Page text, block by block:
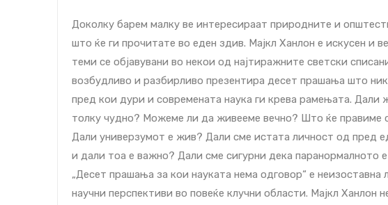
Доколку барем малку ве интересираат природните и
што ќе ги прочитате во еден здив. Мајкл Ханлон е искусен и
теми се објавувани во некои од најтиражните светски
возбудливо и разбирливо презентира десет прашања што
пред кои дури и современата наука ги крева рамењата.
толку чудно? Можеме ли да живееме вечно? Што ќе правиме
Дали универзумот е жив? Дали сме истата личност од пред
и дали тоа е важно? Дали сме сигурни дека паранормалното
„Десет прашања за кои науката нема одговор“ е неизоставна
научни перспективи во повеќе клучни области. Мајкл Ханлон